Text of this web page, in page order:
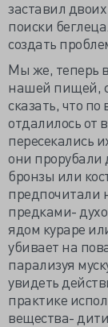
заставил
поиски
создать
Мы же, теперь
нашей пищей,
сказать, что
отдалилось от
пересекались
они прорубали
бронзы или
предпочитали
предками-
ядом кураре
убивает на
парализуя
увидеть
практике
вещества-